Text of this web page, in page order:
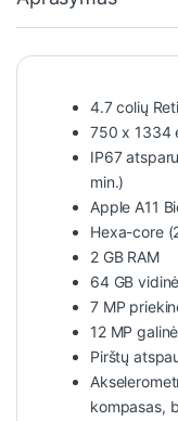
4.7 colių
750 x 1334
IP67
min.)
Apple A11
Hexa-core
2 GB RAM
64 GB
7 MP
12 MP
Pirštų
kompasas,